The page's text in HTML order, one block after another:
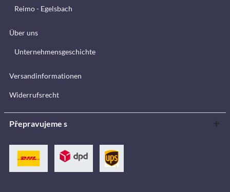
Reimo - Egelsbach
Über uns
Unternehmensgeschichte
Versandinformationen
Widerrufsrecht
Přepravujeme s